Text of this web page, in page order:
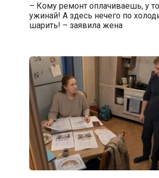
– Кому ремонт оплачиваешь, у
ужинай! А здесь нечего по
шарить! – заявила жена